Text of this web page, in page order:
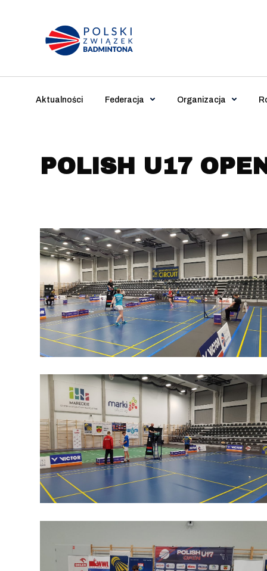
Main Navigation
Aktualności Federacja Organizacja
POLISH U17